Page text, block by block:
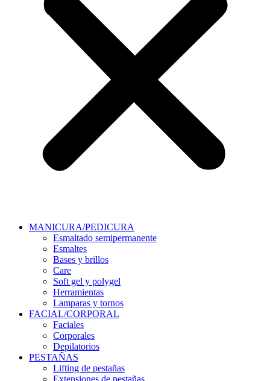
MANICURA/PEDICURA
Esmaltado semipermanente
Esmaltes
Bases y brillos
Care
Soft gel y polygel
Herramientas
Lamparas y tornos
FACIAL/CORPORAL
Faciales
Corporales
Depilatorios
PESTAÑAS
Lifting de pestañas
Extensiones de pestañas